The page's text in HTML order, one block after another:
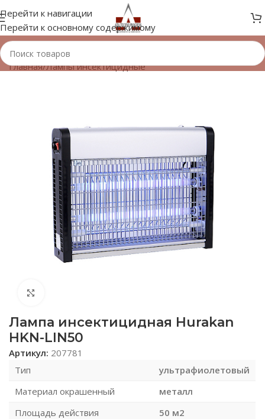
Перейти к навигации
Перейти к основному содержимому
Главная/Лампы инсектицидные
Лампа инсектицидная Hurakan
HKN-LIN50
Артикул: 207781
Тип
ультрафиолетовый
Материал окрашенный
металл
Площадь действия
50 м2